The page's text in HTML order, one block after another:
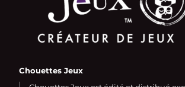
Chouettes Jeux